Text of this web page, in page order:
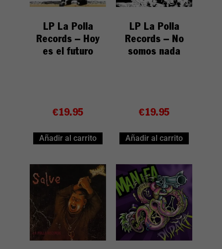
LP La Polla
Records – Hoy
es el futuro
€19.95
Añadir al carrito
LP La Polla
Records – No
somos nada
€19.95
Añadir al carrito